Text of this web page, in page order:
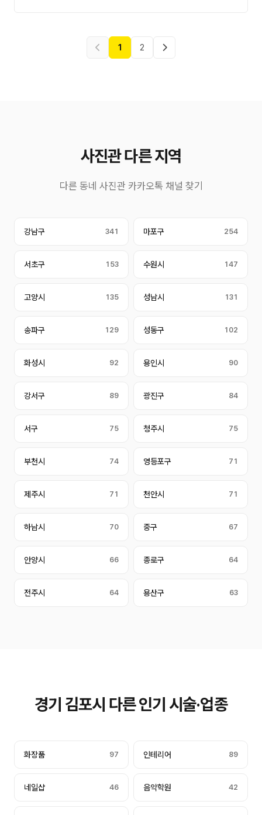
1 2
사진관 다른 지역
다른 동네 사진관 카카오톡 채널 찾기
강남구 341 마포구 254
서초구 153 수원시 147
고양시 135 성남시 131
송파구 129 성동구 102
화성시 92 용인시 90
강서구 89 광진구 84
서구 75 청주시 75
부천시 74 영등포구 71
제주시 71 천안시 71
하남시 70 중구 67
안양시 66 종로구 64
전주시 64 용산구 63
경기 김포시 다른 인기 시술·업종
화장품 97 인테리어 89
네일샵 46 음악학원 42